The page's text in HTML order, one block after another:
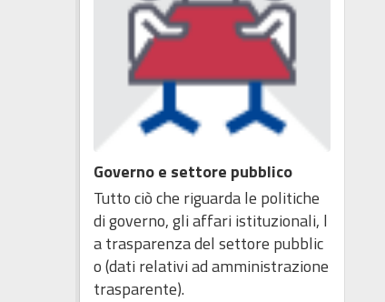
Governo e settore pubblico
Tutto ciò che riguarda le politiche
di governo, gli affari istituzionali, l
a trasparenza del settore pubblic
o (dati relativi ad amministrazione
trasparente).